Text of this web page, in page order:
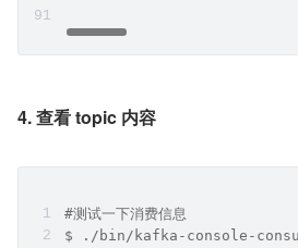
4. 查看 topic 内容
#测试一下消费信息
$ ./bin/kafka-console-